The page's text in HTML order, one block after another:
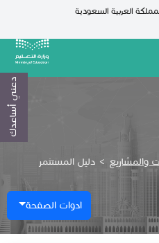
العربية السعودية
والمشاريع > دليل المستثمر
ادوات الصفحة
دعني أساعدك